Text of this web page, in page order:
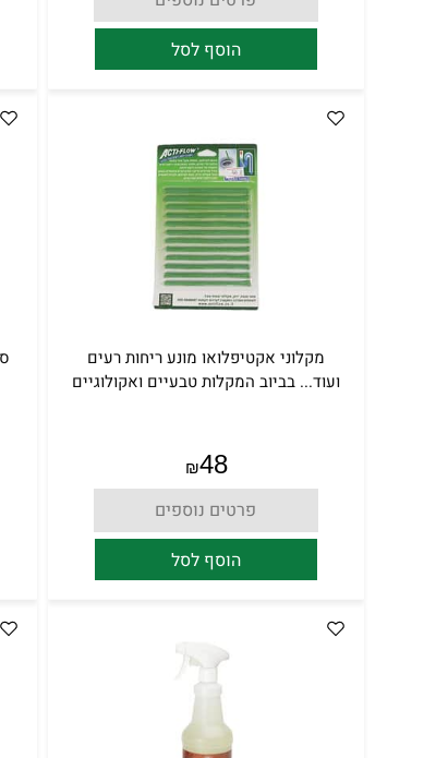
הוסף לסל
מקלוני אקטיפלואו מונע ריחות רעים
ועוד... בביוב המקלות טבעיים ואקולוגיים
₪48
פרטים נוספים
הוסף לסל